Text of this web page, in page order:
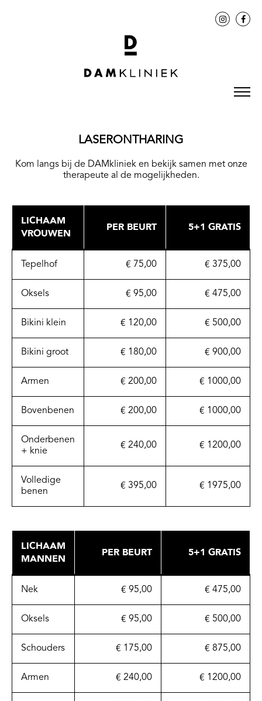
LASERONTHARING
Kom langs bij de DAMkliniek en bekijk samen met onze
therapeute al de mogelijkheden.
LICHAAM
VROUWEN
PER BEURT 5+1 GRATIS
Tepelhof € 75,00 € 375,00
Oksels € 95,00 € 475,00
Bikini klein € 120,00 € 500,00
Bikini groot € 180,00 € 900,00
Armen € 200,00 € 1000,00
Bovenbenen € 200,00 € 1000,00
Onderbenen
+ knie
€ 240,00 € 1200,00
Volledige
benen
€ 395,00 € 1975,00
LICHAAM
MANNEN
PER BEURT 5+1 GRATIS
Nek € 95,00 € 475,00
Oksels € 95,00 € 500,00
Schouders € 175,00 € 875,00
Armen € 240,00 € 1200,00